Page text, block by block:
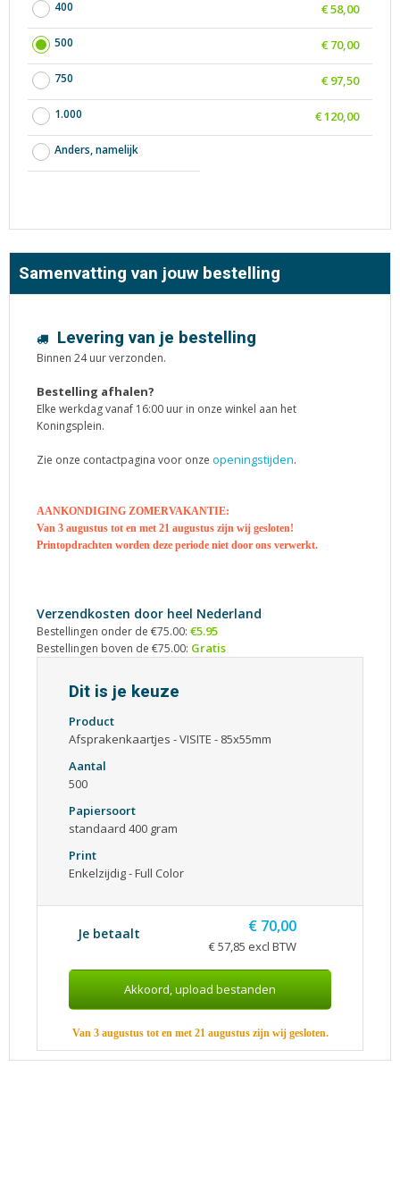
400
500
750
1.000
Anders, namelijk
€ 58,00
€ 70,00
€ 97,50
€ 120,00
Samenvatting van jouw bestelling
Levering van je bestelling
Binnen 24 uur verzonden.
Bestelling afhalen?
Elke werkdag vanaf 16:00 uur in onze winkel aan het
Koningsplein.
Zie onze contactpagina voor onze openingstijden.
AANKONDIGING ZOMERVAKANTIE:
Van 3 augustus tot en met 21 augustus zijn wij gesloten!
Printopdrachten worden deze periode niet door ons verwerkt.
Verzendkosten door heel Nederland
Bestellingen onder de €75.00: €5.95
Bestellingen boven de €75.00: Gratis
Dit is je keuze
Product
Afsprakenkaartjes - VISITE - 85x55mm
Aantal
500
Papiersoort
standaard 400 gram
Print
Enkelzijdig - Full Color
Je betaalt € 70,00
€ 57,85 excl BTW
Van 3 augustus tot en met 21 augustus zijn wij gesloten.